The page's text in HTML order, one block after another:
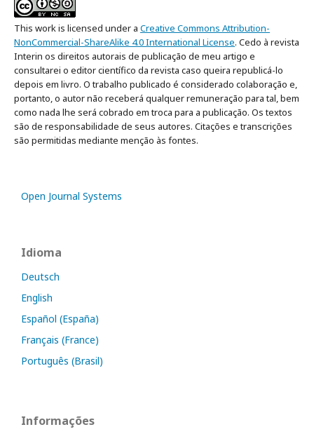
This work is licensed under a Creative Commons Attribution-
NonCommercial-ShareAlike 4.0 International License. Cedo à revista
Interin os direitos autorais de publicação de meu artigo e
consultarei o editor científico da revista caso queira republicá-lo
depois em livro. O trabalho publicado é considerado colaboração e,
portanto, o autor não receberá qualquer remuneração para tal, bem
como nada lhe será cobrado em troca para a publicação. Os textos
são de responsabilidade de seus autores. Citações e transcrições
são permitidas mediante menção às fontes.
Open Journal Systems
Idioma
Deutsch
English
Español (España)
Français (France)
Português (Brasil)
Informações